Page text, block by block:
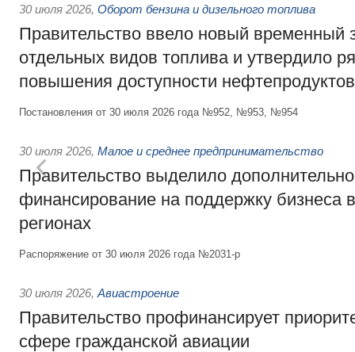
30 июля 2026, Оборот бензина и дизельного топлива
Правительство ввело новый временный
отдельных видов топлива и утвердило
повышения доступности нефтепродуктов
Постановления от 30 июля 2026 года №952, №953, №954
30 июля 2026, Малое и среднее предпринимательство
Правительство выделило
финансирование на поддержку бизнеса
регионах
Распоряжение от 30 июля 2026 года №2031-р
30 июля 2026, Авиастроение
Правительство профинансирует
сфере гражданской авиации